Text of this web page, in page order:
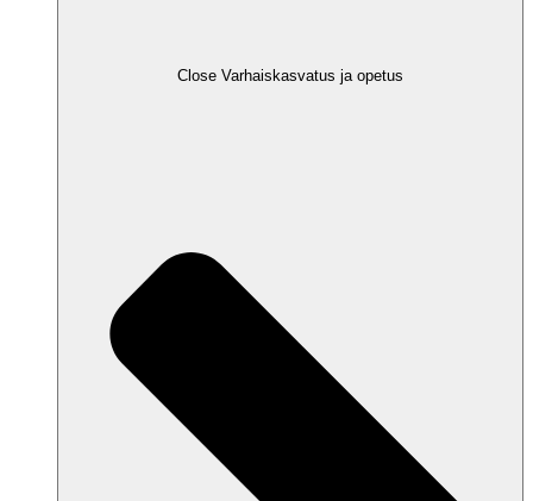
Close Varhaiskasvatus ja opetus